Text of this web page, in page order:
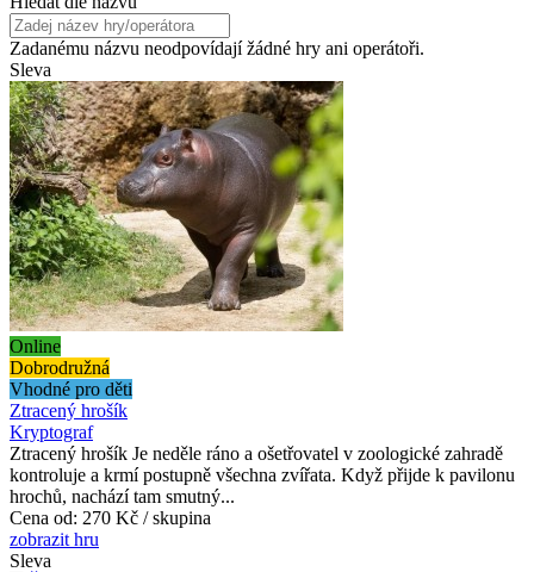
Zadanému názvu neodpovídají žádné hry ani operátoři.
Sleva
Online
Dobrodružná
Vhodné pro děti
Ztracený hrošík
Kryptograf
Ztracený hrošík Je neděle ráno a ošetřovatel v zoologické zahradě
kontroluje a krmí postupně všechna zvířata. Když přijde k pavilonu
hrochů, nachází tam smutný...
Cena od: 270 Kč / skupina
zobrazit hru
Sleva